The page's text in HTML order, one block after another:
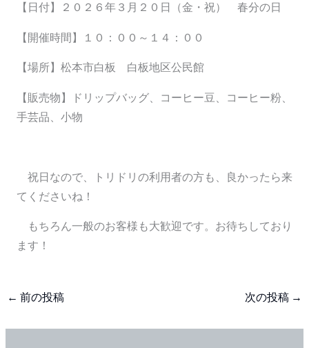
【日付】２０２６年３月２０日（金・祝） 春分の日
【開催時間】１０：００～１４：００
【場所】松本市白板 白板地区公民館
【販売物】ドリップバッグ、コーヒー豆、コーヒー粉、
手芸品、小物
祝日なので、トリドリの利用者の方も、良かったら来
てくださいね！
もちろん一般のお客様も大歓迎です。お待ちしており
ます！
← 前の投稿 次の投稿 →